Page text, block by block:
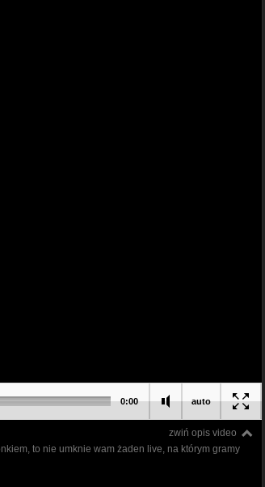
auto
0:00
zwiń opis video
to nie umknie wam żaden live, na którym gramy